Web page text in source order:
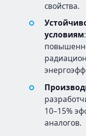
свойства.
условиям
10–15%
аналогов.